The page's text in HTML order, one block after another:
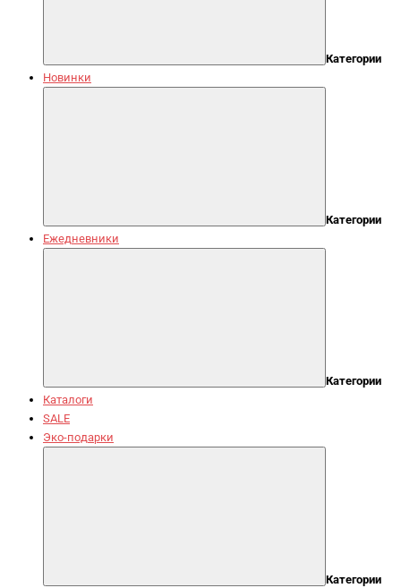
Категории
Новинки
Категории
Ежедневники
Категории
Каталоги
SALE
Эко-подарки
Категории